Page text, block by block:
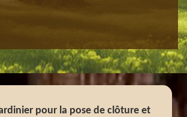
pour la pose de clôture et